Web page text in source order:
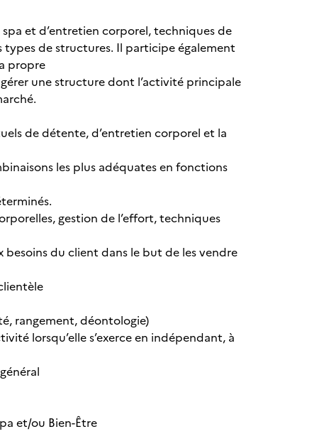
et d’entretien corporel, techniques de
de structures. Il participe également
propre
une structure dont l’activité principale
de détente, d’entretien corporel et la
les plus adéquates en fonctions
gestion de l’effort, techniques
besoins du client dans le but de les vendre
rangement, déontologie)
lorsqu’elle s’exerce en indépendant, à
et/ou Bien-Être